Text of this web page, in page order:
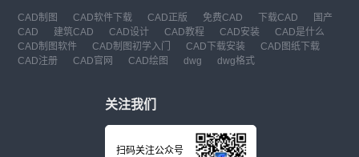
CAD制图 CAD软件下载 CAD正版 免费CAD 下载CAD
国产
CAD
建筑CAD CAD设计 CAD教程 CAD安装
CAD是什么
CAD制图软件
CAD制图初学入门 CAD下载安装
CAD图纸下载
CAD注册
CAD官网 CAD绘图 dwg dwg格式
关注我们
扫码关注公众号